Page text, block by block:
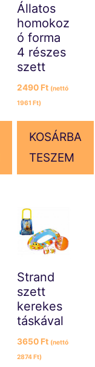
Állatos
homokoz
ó forma
4 részes
szett
2490 Ft (nettó
1961 Ft)
KOSÁRBA
TESZEM
Strand
szett
kerekes
táskával
3650 Ft (nettó
2874Ft)